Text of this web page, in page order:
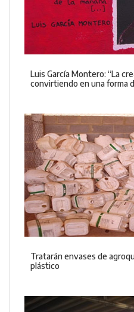
Luis García Montero: “La
convirtiendo en una forma
Tratarán envases de
plástico